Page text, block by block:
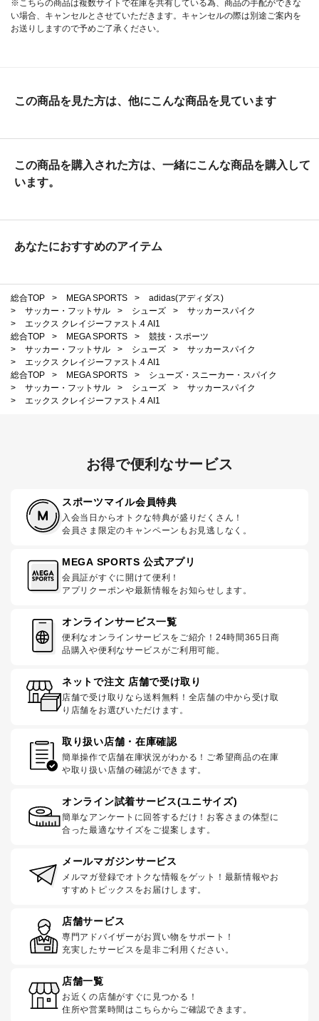
※こちらの商品は複数サイトで在庫を共有している為、商品の手配ができな
い場合、キャンセルとさせていただきます。キャンセルの際は別途ご案内を
お送りしますので予めご了承ください。
この商品を見た方は、他にこんな商品を見ています
この商品を購入された方は、一緒にこんな商品を購入して
います。
あなたにおすすめのアイテム
総合TOP > MEGA SPORTS >
adidas(アディダス)
>
サッカー・フットサル > シューズ >
サッカースパイク
>
エックス クレイジーファスト.4 AI1
総合TOP
> MEGA SPORTS >
競技・スポーツ
>
サッカー・フットサル > シューズ >
サッカースパイク
>
エックス クレイジーファスト.4 AI1
総合TOP
> MEGA SPORTS >
シューズ・スニーカー・スパイク
>
サッカー・フットサル > シューズ >
サッカースパイク
>
エックス クレイジーファスト.4 AI1
お得で便利なサービス
スポーツマイル会員特典
入会当日からオトクな特典が盛りだくさん！
会員さま限定のキャンペーンもお見逃しなく。
MEGA SPORTS 公式アプリ
会員証がすぐに開けて便利！
アプリクーポンや最新情報をお知らせします。
オンラインサービス一覧
便利なオンラインサービスをご紹介！24時間365日商
品購入や便利なサービスがご利用可能。
ネットで注文 店舗で受け取り
店舗で受け取りなら送料無料！全店舗の中から受け取
り店舗をお選びいただけます。
取り扱い店舗・在庫確認
簡単操作で店舗在庫状況がわかる！ご希望商品の在庫
や取り扱い店舗の確認ができます。
オンライン試着サービス(ユニサイズ)
簡単なアンケートに回答するだけ！お客さまの体型に
合った最適なサイズをご提案します。
メールマガジンサービス
メルマガ登録でオトクな情報をゲット！最新情報やお
すすめトピックスをお届けします。
店舗サービス
専門アドバイザーがお買い物をサポート！
充実したサービスを是非ご利用ください。
店舗一覧
お近くの店舗がすぐに見つかる！
住所や営業時間はこちらからご確認できます。